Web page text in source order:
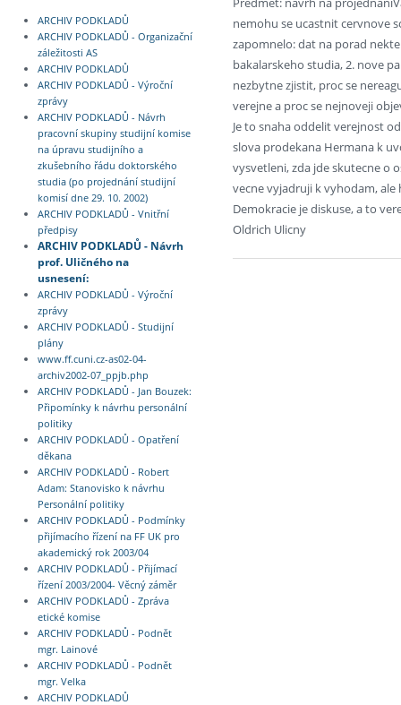
ARCHIV PODKLADŮ
ARCHIV PODKLADŮ - Organizační
záležitosti AS
ARCHIV PODKLADŮ
ARCHIV PODKLADŮ - Výroční
zprávy
ARCHIV PODKLADŮ - Návrh
pracovní skupiny studijní komise
na úpravu studijního a
zkušebního řádu doktorského
studia (po projednání studijní
komisí dne 29. 10. 2002)
ARCHIV PODKLADŮ - Vnitřní
předpisy
ARCHIV PODKLADŮ - Návrh
prof. Uličného na
usnesení:
ARCHIV PODKLADŮ - Výroční
zprávy
ARCHIV PODKLADŮ - Studijní
plány
www.ff.cuni.cz-as02-04-
archiv2002-07_ppjb.php
ARCHIV PODKLADŮ - Jan Bouzek:
Připomínky k návrhu personální
politiky
ARCHIV PODKLADŮ - Opatření
děkana
ARCHIV PODKLADŮ - Robert
Adam: Stanovisko k návrhu
Personální politiky
ARCHIV PODKLADŮ - Podmínky
přijímacího řízení na FF UK pro
akademický rok 2003/04
ARCHIV PODKLADŮ - Přijímací
řízení 2003/2004- Věcný záměr
ARCHIV PODKLADŮ - Zpráva
etické komise
ARCHIV PODKLADŮ - Podnět
mgr. Lainové
ARCHIV PODKLADŮ - Podnět
mgr. Velka
ARCHIV PODKLADŮ
nemohu se ucastnit cervnove
zapomnelo: dat na porad
bakalarskeho studia, 2. nove
nezbytne zjistit, proc se
verejne a proc se nejnoveji
Je to snaha oddelit verejnost
slova prodekana Hermana k
vysvetleni, zda jde skutecne o
vecne vyjadruji k vyhodam,
Demokracie je diskuse, a to
Oldrich Ulicny